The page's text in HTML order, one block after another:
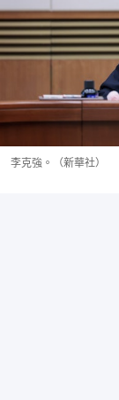
李克強。（新華社）